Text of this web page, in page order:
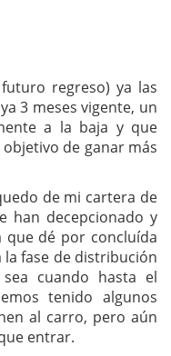
regreso) ya las
3 meses vigente, un
a la baja y que
de ganar más
de mi cartera de
han decepcionado y
dé por concluída
la fase de distribución
cuando hasta el
tenido algunos
al carro, pero aún
entrar.